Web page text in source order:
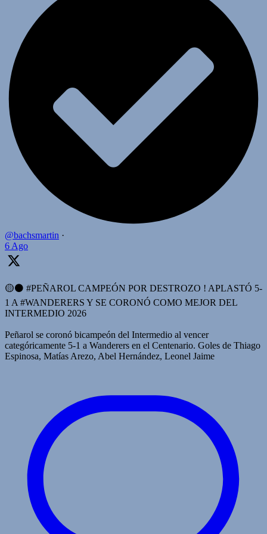
@bachsmartin ·
6 Ago
🟡⚫️ #PEÑAROL CAMPEÓN POR DESTROZO ! APLASTÓ 5-
1 A #WANDERERS Y SE CORONÓ COMO MEJOR DEL
INTERMEDIO 2026
Peñarol se coronó bicampeón del Intermedio al vencer
categóricamente 5-1 a Wanderers en el Centenario. Goles de Thiago
Espinosa, Matías Arezo, Abel Hernández, Leonel Jaime